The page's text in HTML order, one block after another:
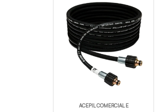
ACEPIL COMERCIAL E